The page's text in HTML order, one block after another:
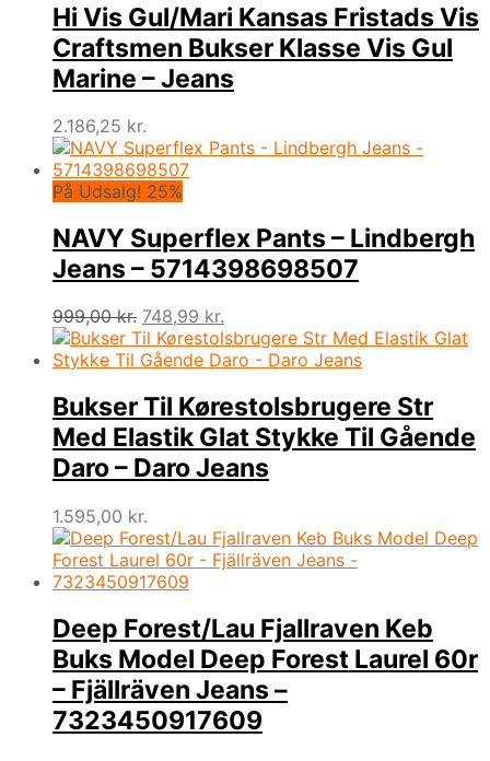
Hi Vis Gul/Mari Kansas Fristads Vis
Craftsmen Bukser Klasse Vis Gul
Marine – Jeans
2.186,25 kr.
På Udsalg! 25%
NAVY Superflex Pants – Lindbergh
Jeans – 5714398698507
999,00kr. Den
oprindelige
pris
999,00 kr..
748,99 kr.
aktuelle
pris
748,99 kr..
Bukser Til Kørestolsbrugere Str
Med Elastik Glat Stykke Til Gående
Daro – Daro Jeans
1.595,00 kr.
Deep Forest/Lau Fjallraven Keb
Buks Model Deep Forest Laurel 60r
– Fjällräven Jeans –
7323450917609